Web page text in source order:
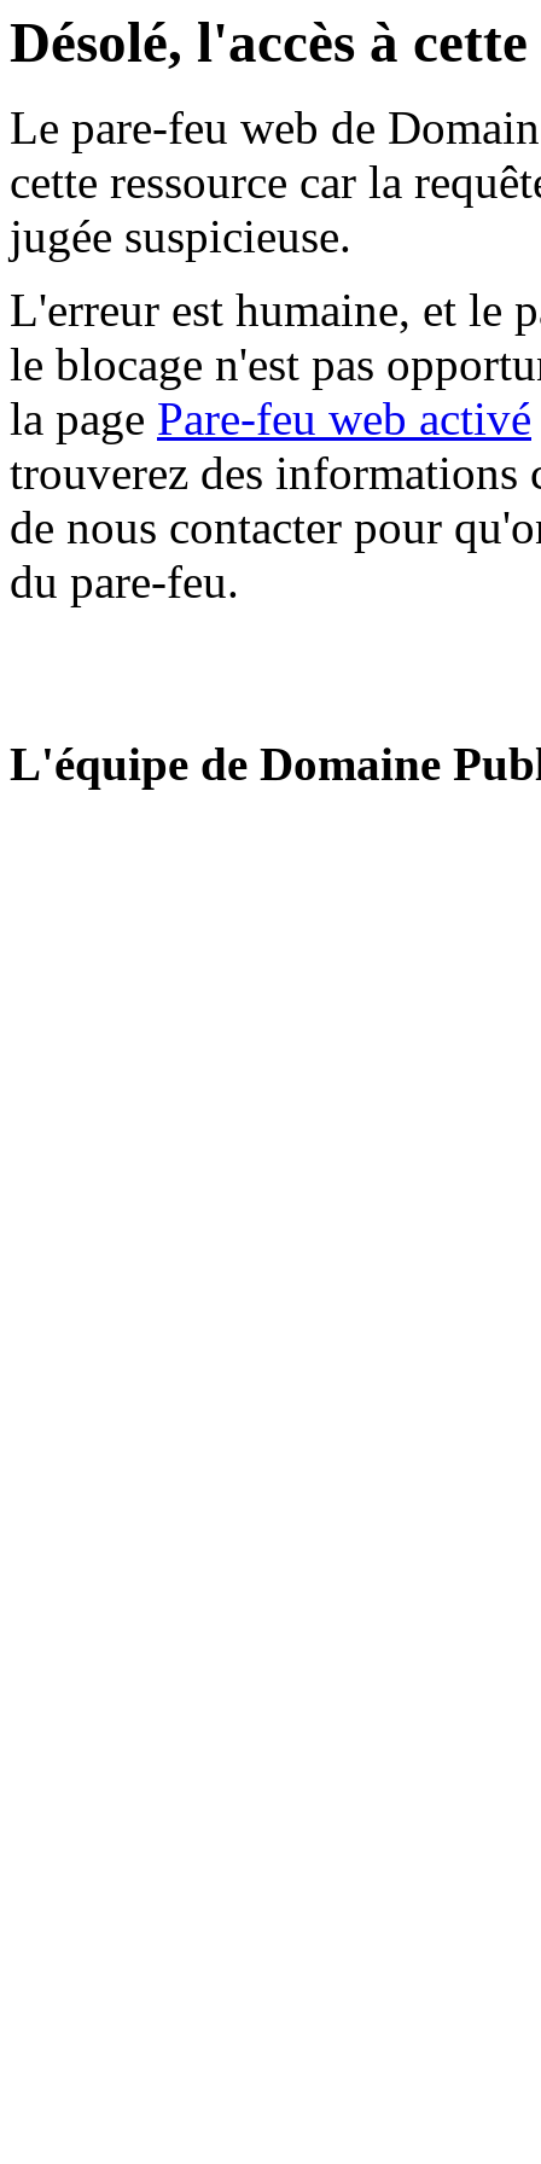
Désolé, l'accès à
Le pare-feu web de
cette ressource car la
jugée suspicieuse.
L'erreur est humaine, et le
le blocage n'est pas
la page Pare-feu web activé
trouverez des informations
de nous contacter pour
du pare-feu.
L'équipe de Domaine